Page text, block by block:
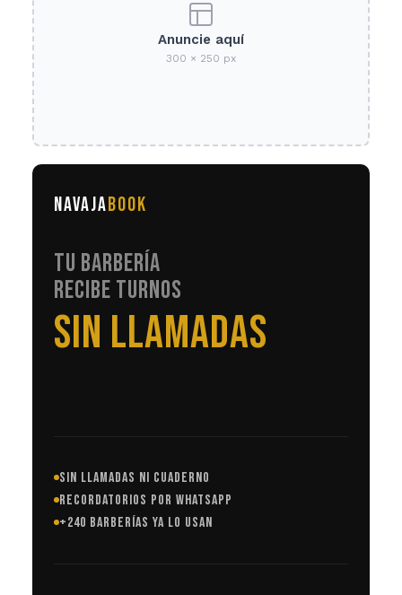
Anuncie aquí
300 × 250 px
NAVAJABOOK
TU BARBERÍA
RECIBE TURNOS
EN AUTOMÁTICO
SIN LLAMADAS NI CUADERNO
RECORDATORIOS POR WHATSAPP
+240 BARBERÍAS YA LO USAN